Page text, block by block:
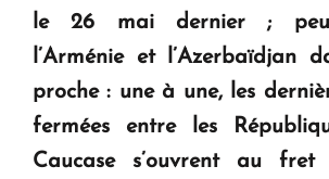
KASA : 30 ans d'audace, de
Le premier hôtel Hyatt Regency
ouvrira ses portes à Dilijan
le 26 mai dernier ;
l’Arménie et l’Azerbaïdjan
proche : une à une, les
fermées entre les
Caucase s’ouvrent au fret